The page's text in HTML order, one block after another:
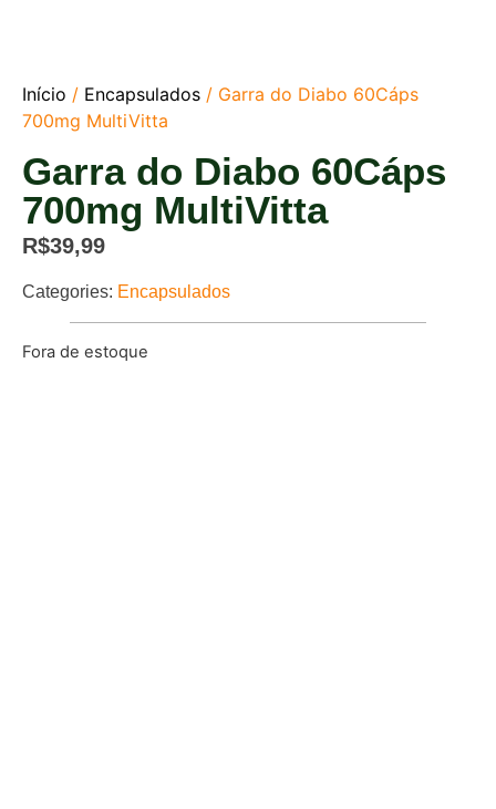
Início / Encapsulados / Garra do Diabo 60Cáps
700mg MultiVitta
Garra do Diabo 60Cáps
700mg MultiVitta
R$39,99
Categories: Encapsulados
Fora de estoque